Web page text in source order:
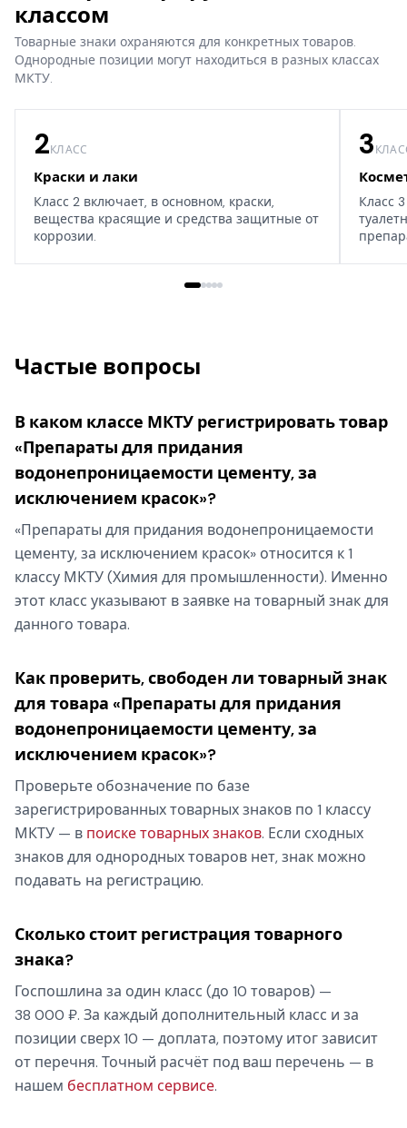
классом
Товарные знаки охраняются для конкретных товаров.
Однородные позиции могут находиться в разных классах
МКТУ.
2КЛАСС
Краски и лаки
Класс 2 включает, в основном, краски,
вещества красящие и средства защитные от
коррозии.
3
Класс
Частые вопросы
В каком классе МКТУ регистрировать товар
«Препараты для придания
водонепроницаемости цементу, за
исключением красок»?
«Препараты для придания водонепроницаемости
цементу, за исключением красок» относится к 1
классу МКТУ (Химия для промышленности). Именно
этот класс указывают в заявке на товарный знак для
данного товара.
Как проверить, свободен ли товарный знак
для товара «Препараты для придания
водонепроницаемости цементу, за
исключением красок»?
Проверьте обозначение по базе
зарегистрированных товарных знаков по 1 классу
МКТУ — в поиске товарных знаков. Если сходных
знаков для однородных товаров нет, знак можно
подавать на регистрацию.
Сколько стоит регистрация товарного
знака?
Госпошлина за один класс (до 10 товаров) —
38 000 ₽. За каждый дополнительный класс и за
позиции сверх 10 — доплата, поэтому итог зависит
от перечня. Точный расчёт под ваш перечень — в
нашем бесплатном сервисе.